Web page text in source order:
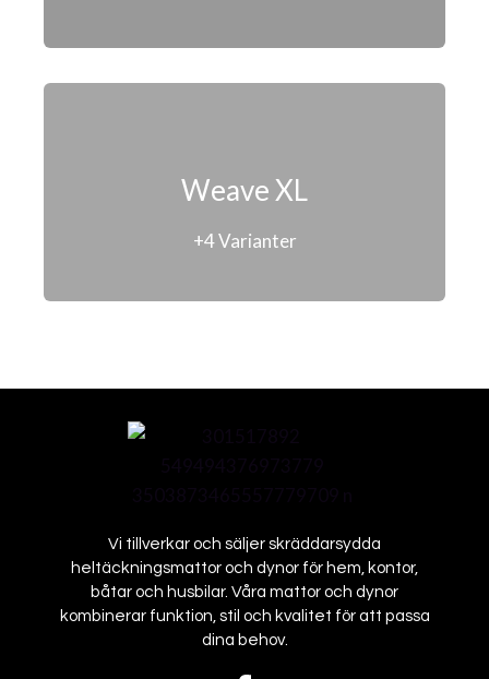
Weave XL
+4 Varianter
Vi tillverkar och säljer skräddarsydda
heltäckningsmattor och dynor för hem, kontor,
båtar och husbilar. Våra mattor och dynor
kombinerar funktion, stil och kvalitet för att passa
dina behov.